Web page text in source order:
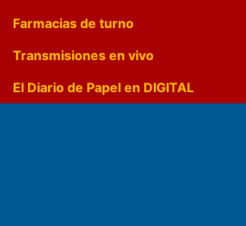
Farmacias de turno
Transmisiones en vivo
El Diario de Papel en DIGITAL